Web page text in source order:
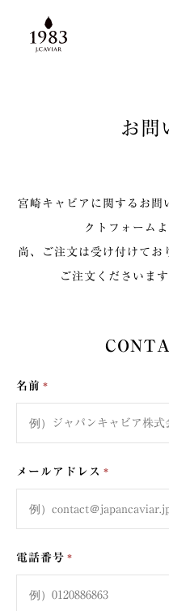
お問
宮崎キャビアに関するお問
クトフォーム
尚、ご注文は受け付けてお
ご注文くださいま
名前
メールアドレス
電話番号